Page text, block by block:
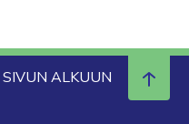
ALKUUN